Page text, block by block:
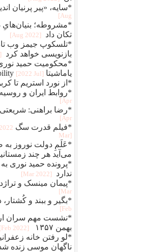
*سایه، «پیر پرنیان
Aug]
*مشروطه؛ بنیان‌هایِ
تکان داد
[2022 Aug]
*تلسکوپ جیمز وب
بازنویسی خواهد کرد
[2022 Jul]
*محکومیت حمید نوری
یاماشیتا Command responsibility [2022 Jul]
*از نورد استریم تا
*روابط ایران و
Apr]
*رضا براهنی:
Apr]
*فیلم قدرت سگ Power of the Dog
Mar]
*عَلَمِ دولت نوروز به
می‌آید هر چند
*پرونده حمید نوری
ندارد
[2022 Mar]
*پیمان مینسک و
Mar]
*بگير و ببند و کُشتار،
Feb]
بهمن ۱۳۵۷
[2022 Feb]
ناگهان موسی زنده